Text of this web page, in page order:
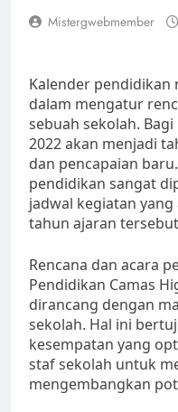
Mistergwebmember
Kalender
dalam mengatur
sebuah sekolah.
2022 akan menjadi
dan pencapaian
pendidikan sangat
jadwal kegiatan
tahun ajaran
Rencana dan acara
Pendidikan Camas
dirancang dengan
sekolah. Hal ini
kesempatan yang
staf sekolah untuk
mengembangkan